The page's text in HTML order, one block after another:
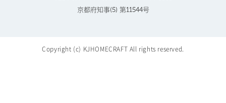
京都府知事(5) 第11544号
Copyright (c) KJHOMECRAFT All rights reserved.